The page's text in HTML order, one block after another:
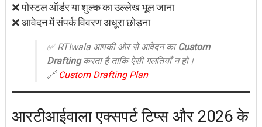
❌ पोस्टल ऑर्डर या शुल्क का उल्लेख भूल जाना
❌ आवेदन में संपर्क विवरण अधूरा छोड़ना
✅ RTIwala आपकी ओर से आवेदन का Custom
Draftingकरता है ताकि ऐसी गलतियाँ न हों।
🔗 Custom Drafting Plan
आरटीआईवाला एक्सपर्ट टिप्स और 2026 के